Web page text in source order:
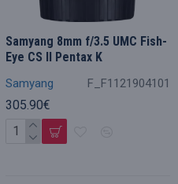
Samyang F_F1121904101
Samyang 8mm f/3.5 UMC Fish-
Eye CS II Pentax K
305.90€